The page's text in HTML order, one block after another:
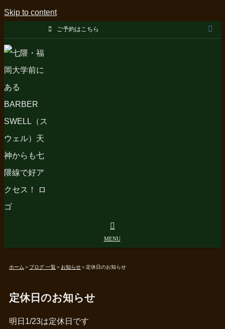
Skip to content
ご予約はこちら
ホーム ＞ ブログ 一覧＞ お知らせ＞定休日のお知らせ
定休日のお知らせ
明日1/23は定休日です